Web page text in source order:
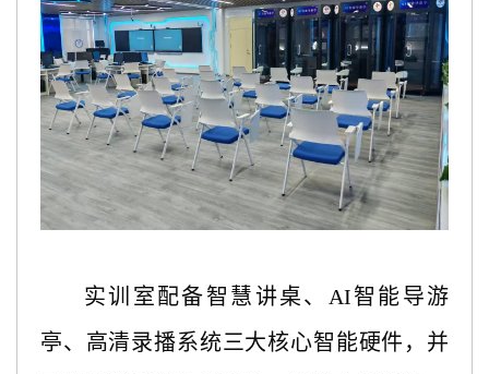
实训室配备智慧讲桌、
AI智能导游
亭、高清录播系统三大核心智能硬件，并